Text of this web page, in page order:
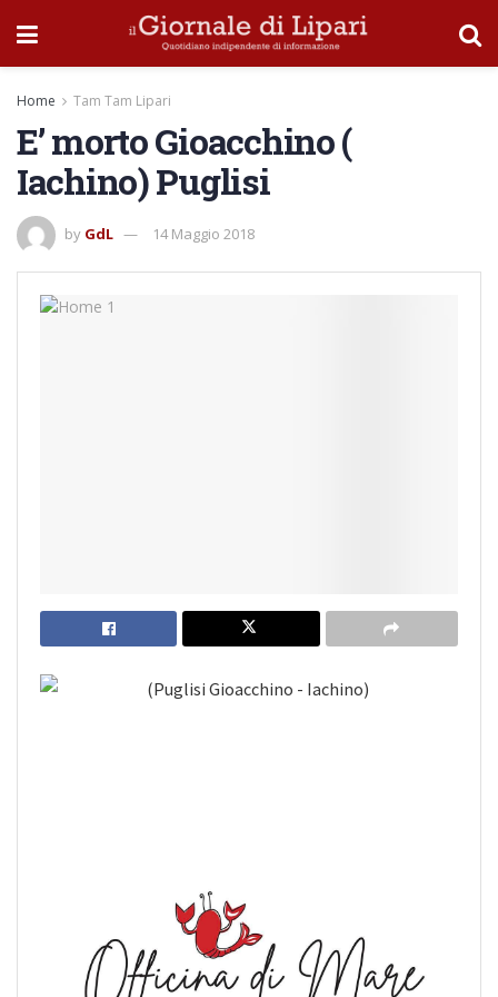
Home Tam Tam Lipari
E’ morto Gioacchino (
Iachino) Puglisi
by GdL 14 Maggio 2018